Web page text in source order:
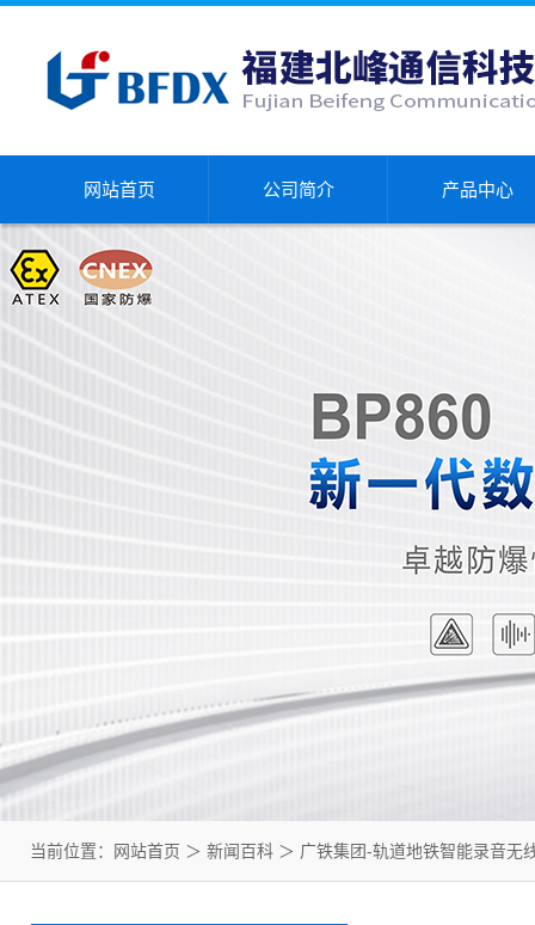
网站首页 公司简介 产品中心
当前位置： 网站首页 ＞ 新闻百科 ＞ 广铁集团-轨道地铁智能录音无